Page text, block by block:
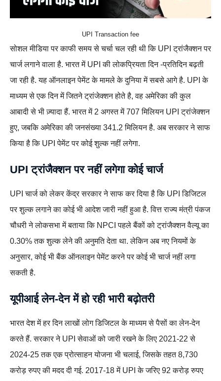
UPI Transaction fee
सोशल मीडिया पर काफी समय से चर्चा चल रही थी कि UPI ट्रांजैक्शन पर
चार्ज लगाने वाला है. भारत में UPI की लोकप्रियता दिन -प्रतिदिन बढ़ती
जा रही है. यह ऑनलाइन पेमेंट के मामले के दुनिया में सबसे आगे है. UPI के
माध्यम से एक दिन में जितने ट्रांजेक्शन होते है, वह अमेरिका की कुल
आबादी से भी ज़्यादा हैं. भारत में 2 अगस्त में 707 मिलियन UPI ट्रांजेक्शन
हुए, जबकि अमेरिका की जनसंख्या 341.2 मिलियन है. अब सरकार ने साफ
किया है कि UPI पेमेंट पर कोई शुल्क नहीं लगेगा.
UPI ट्रांजैक्शन पर नहीं लगेगा कोई चार्ज
UPI चार्ज को लेकर केंद्र सरकार ने साफ कर दिया है कि UPI डिजिटल
पर शुल्क लगाने का कोई भी आदेश जारी नहीं हुआ है. वित्त राज्य मंत्री पंकज
चौधरी ने लोकसभा में बताया कि NPCI पहले बैंकों को ट्रांजैक्शन वैल्यू का
0.30% तक शुल्क लेने की अनुमति देता था. लेकिन अब नए नियमों के
अनुसार, कोई भी बैंक ऑनलाइन पेमेंट करने पर कोई भी चार्ज नहीं लगा
सकती है.
यूपीआई लेन-देन में हो रही भारी बढ़ोतरी
भारत देश में हर दिन लाखों लोग डिजिटल के माध्यम से पैसों का लेन-देन
करते हैं. सरकार ने UPI सेवाओं को जारी रखने के लिए 2021-22 से
2024-25 तक एक प्रोत्साहन योजना भी चलाई, जिसके तहत 8,730
करोड़ रुपए की मदद दी गई. 2017-18 में UPI के जरिए 92 करोड़ रुपए